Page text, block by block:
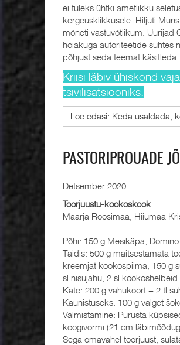
ei tuleks ühtki ametlikku
kergeusklikkusele. Hiljuti
mõneti vastuvõtlikum. Uurijad
hoiakuga autoriteetide suhtes
põhjust seda teemat käsitleda.
Kriisi läbiv ühiskond
tsivilisatsiooniks.
Loe edasi: Keda usaldada,
PASTORIPROUADE
Detsember 2020
Toorjuustu-kookoskook
Maarja Roosimaa, Hiiumaa
Põhi: 150 g Mesikäpa,
Täidis: 500 g maitsestamata
kreemjat kookospiima, 150 g
sl nisujahu, 2 sl kookoshelbeid
Kate: 200 g vahukoort + 2 tl
Kaunistuseks: 100 g valget
Valmistamine: Purusta
koogivormi (21 cm
Sega omavahel toorjuust,